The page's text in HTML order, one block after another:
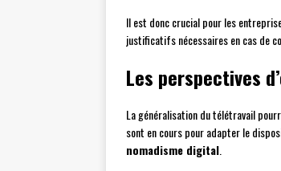
Il est donc crucial pour les
justificatifs nécessaires en cas de
Les perspectives
La généralisation du télétravail
sont en cours pour adapter le
nomadisme digital